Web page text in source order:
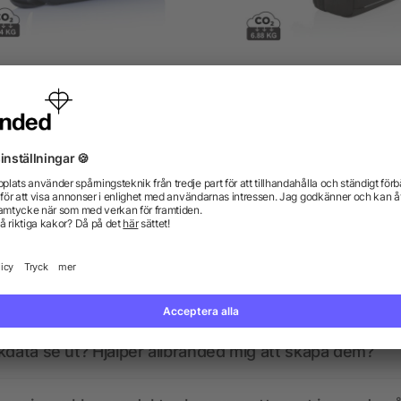
Vi har svaren.
se ut? Hjälper allbranded mig att skapa dem?